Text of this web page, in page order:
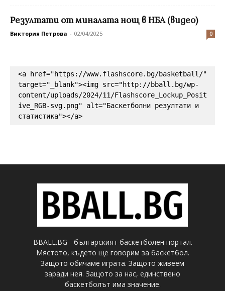
Резултати от миналата нощ в НБА (видео)
Виктория Петрова - 02/04/2025 0
<a href="https://www.flashscore.bg/basketball/"
target="_blank"><img src="http://bball.bg/wp-
content/uploads/2024/11/Flashscore_Lockup_Posit
ive_RGB-svg.png" alt="Баскетболни резултати и
статистика"></a>
BBALL.BG - българският баскетболен портал.
Мястото, където ще говорим за баскетбол.
Защото обичаме играта. Защото живеем
заради нея. Защото за нас, единствено
баскетболът има значение.